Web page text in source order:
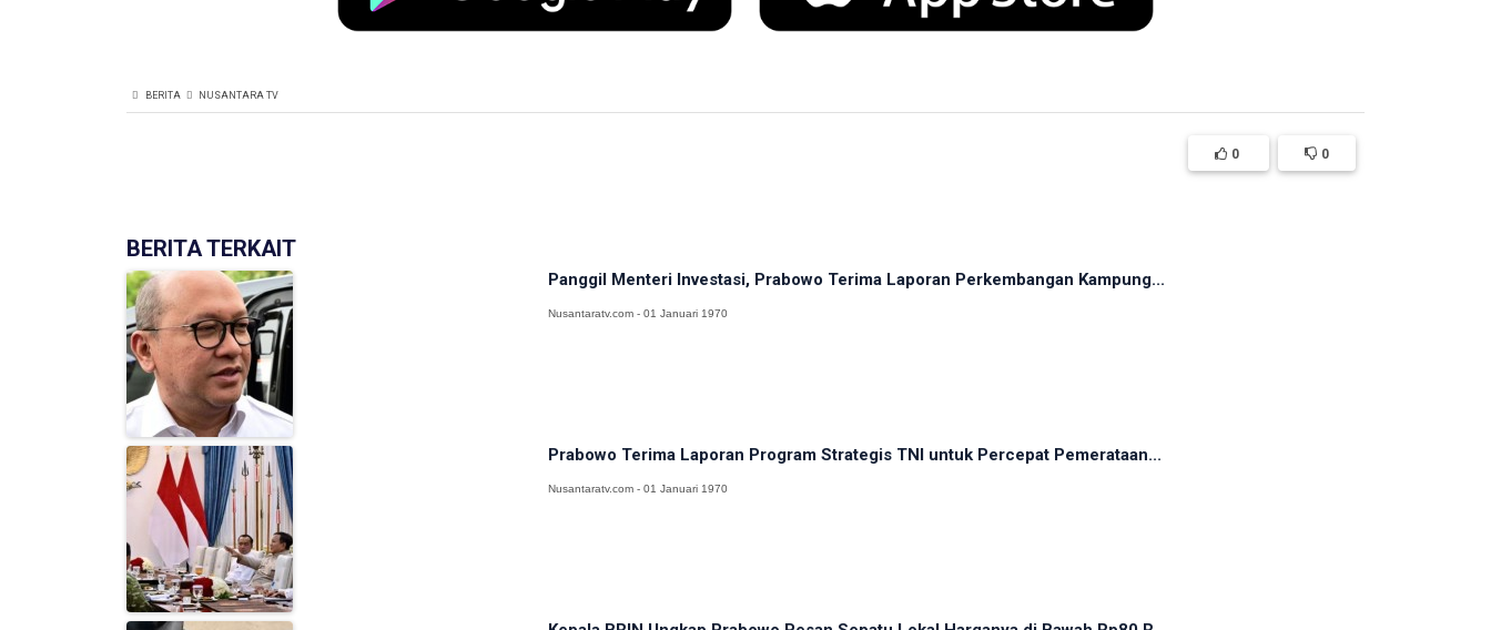
BERITA NUSANTARA TV
0 0
BERITA TERKAIT
Panggil Menteri Investasi, Prabowo Terima Laporan Perkembangan Kampung...
Nusantaratv.com - 01 Januari 1970
Prabowo Terima Laporan Program Strategis TNI untuk Percepat Pemerataan...
Nusantaratv.com - 01 Januari 1970